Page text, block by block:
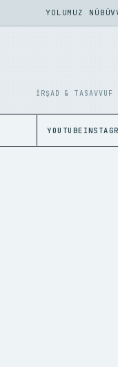
YOLUMUZ
İRŞAD & TASAVVUF
YOUTUBE